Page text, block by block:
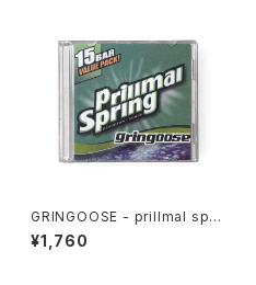
GRINGOOSE - prillmal spri
ng 2 (MIX CD)
¥1,760